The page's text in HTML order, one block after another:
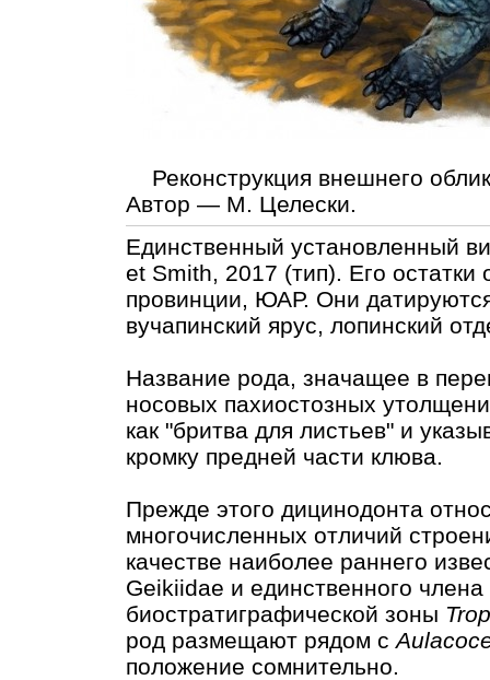
Реконструкция внешнего
Автор — М. Целески.
Единственный установленный
et Smith, 2017 (тип). Его
провинции, ЮАР. Они
вучапинский ярус, лопинский
Название рода, значащее в
носовых пахиостозных
как "бритва для листьев" и
кромку предней части клюва.
Прежде этого дицинодонта
многочисленных отличий
качестве наиболее раннего
Geikiidae и единственного члена
биостратиграфической зоны
род размещают рядом с
положение сомнительно.